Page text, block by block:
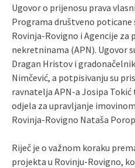
Ugovor o prijenosu prava
Programa društveno poticane
Rovinja-Rovigno i Agencije
nekretninama (APN). Ugovor
Dragan Hristov i
Nimčević, a potpisivanju su
ravnatelja APN-a Josipa
odjela za upravljanje
Rovinja-Rovigno Nataša
Riječ je o važnom koraku
projekta u Rovinju-Rovigno,